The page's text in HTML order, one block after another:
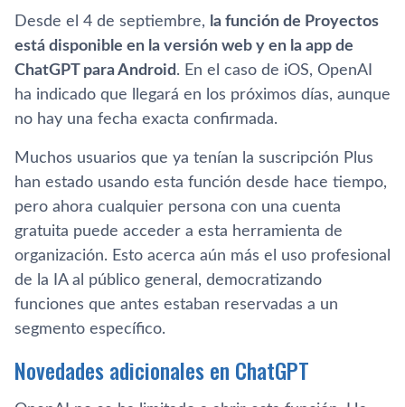
Desde el 4 de septiembre, la función de Proyectos
está disponible en la versión web y en la app de
ChatGPT para Android. En el caso de iOS, OpenAI
ha indicado que llegará en los próximos días, aunque
no hay una fecha exacta confirmada.
Muchos usuarios que ya tenían la suscripción Plus
han estado usando esta función desde hace tiempo,
pero ahora cualquier persona con una cuenta
gratuita puede acceder a esta herramienta de
organización. Esto acerca aún más el uso profesional
de la IA al público general, democratizando
funciones que antes estaban reservadas a un
segmento específico.
Novedades adicionales en ChatGPT